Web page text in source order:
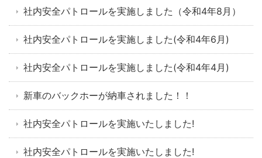
社内安全パトロールを実施しました（令和4年8月）
社内安全パトロールを実施しました(令和4年6月)
社内安全パトロールを実施しました(令和4年4月)
新車のバックホーが納車されました！！
社内安全パトロールを実施いたしました!
社内安全パトロールを実施いたしました!